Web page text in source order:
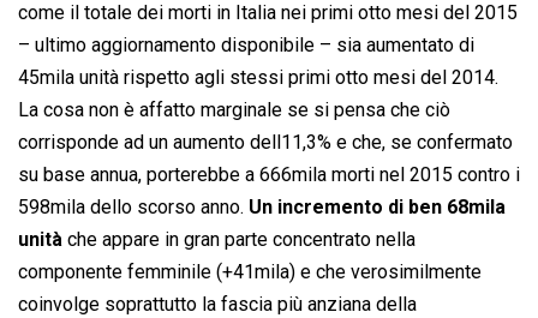
come il totale dei morti in Italia nei primi otto mesi del 2015
– ultimo aggiornamento disponibile – sia aumentato di
45mila unità rispetto agli stessi primi otto mesi del 2014.
La cosa non è affatto marginale se si pensa che ciò
corrisponde ad un aumento dell11,3% e che, se confermato
su base annua, porterebbe a 666mila morti nel 2015 contro i
598mila dello scorso anno. Un incremento di ben 68mila
unità che appare in gran parte concentrato nella
componente femminile (+41mila) e che verosimilmente
coinvolge soprattutto la fascia più anziana della